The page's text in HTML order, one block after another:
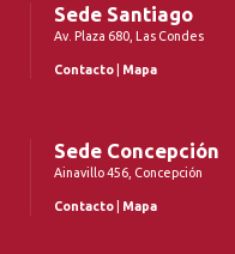
Sede Santiago
Av. Plaza 680, Las Condes
Contacto Mapa
Sede Concepción
Ainavillo 456, Concepción
Contacto Mapa